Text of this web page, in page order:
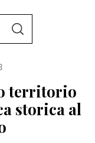
S
territorio
storica al